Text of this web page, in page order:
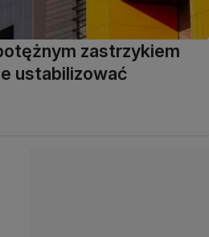
zastrzykiem
ustabilizować